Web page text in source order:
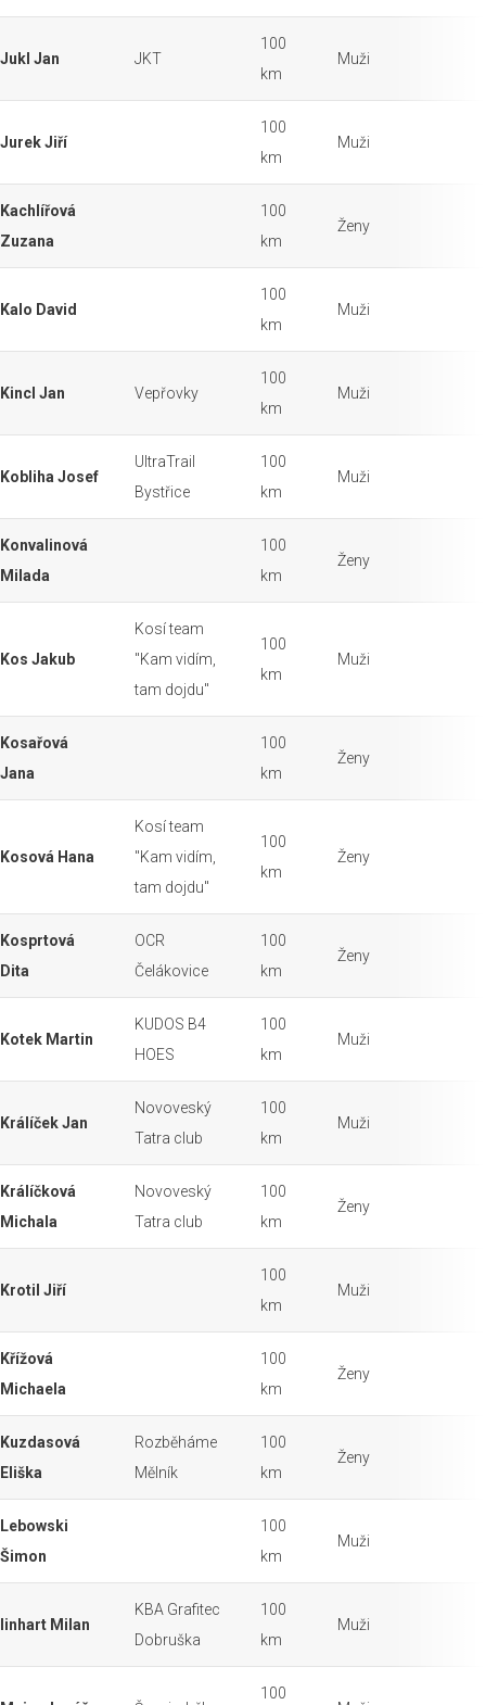
Jukl Jan JKT
100
km
Muži
Jurek Jiří
100
km
Muži
Kachlířová
Zuzana
100
km
Ženy
Kalo David
100
km
Muži
Kincl Jan Vepřovky
100
km
Muži
Kobliha Josef
UltraTrail
Bystřice
100
km
Muži
Konvalinová
Milada
100
km
Ženy
Kos Jakub
Kosí team
"Kam vidím,
tam dojdu"
100
km
Muži
Kosařová
Jana
100
km
Ženy
Kosová Hana
Kosí team
"Kam vidím,
tam dojdu"
100
km
Ženy
Kosprtová
Dita
OCR
Čelákovice
100
km
Ženy
Kotek Martin
KUDOS B4
HOES
100
km
Muži
Králíček Jan
Novoveský
Tatra club
100
km
Muži
Králíčková
Michala
Novoveský
Tatra club
100
km
Ženy
Krotil Jiří
100
km
Muži
Křížová
Michaela
100
km
Ženy
Kuzdasová
Eliška
Rozběháme
Mělník
100
km
Ženy
Lebowski
Šimon
100
km
Muži
linhart Milan
KBA Grafitec
Dobruška
100
km
Muži
100